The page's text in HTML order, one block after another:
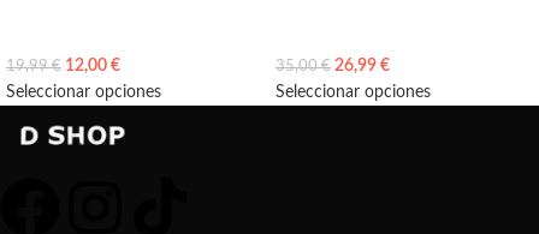
19,99€ 12,00 €
Seleccionar opciones
35,00€ 26,99 €
Seleccionar opciones